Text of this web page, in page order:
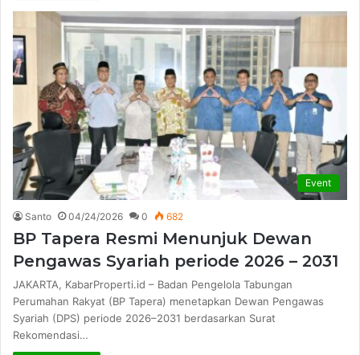
Event
Santo 04/24/2026 0 682
BP Tapera Resmi Menunjuk Dewan
Pengawas Syariah periode 2026 – 2031
JAKARTA, KabarProperti.id – Badan Pengelola Tabungan
Perumahan Rakyat (BP Tapera) menetapkan Dewan Pengawas
Syariah (DPS) periode 2026–2031 berdasarkan Surat
Rekomendasi…